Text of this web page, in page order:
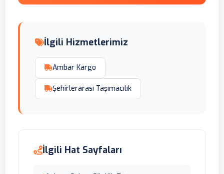
İlgili Hizmetlerimiz
Ambar Kargo
Şehirlerarası Taşımacılık
İlgili Hat Sayfaları